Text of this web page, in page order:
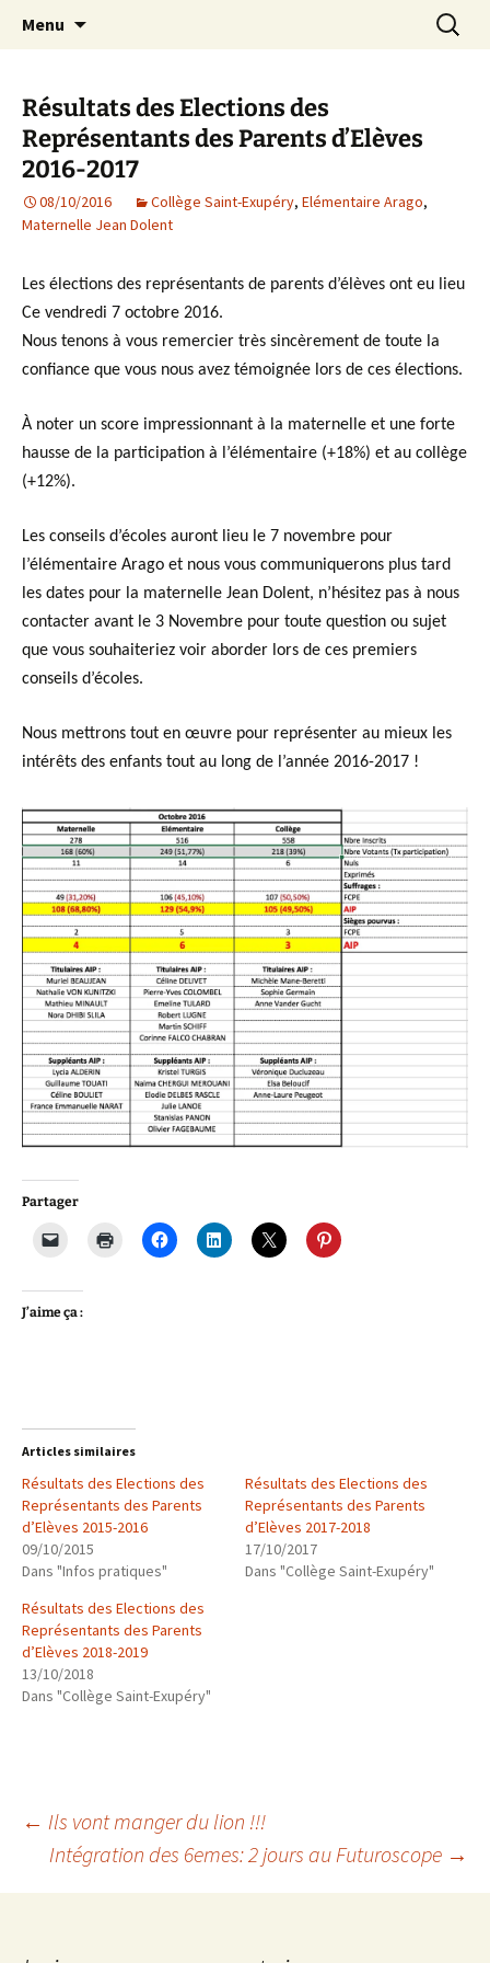
AIP Paris 14 – Association
Indépendante des Parents
d'élèves depuis 1981
Agit – s'Investit – Participe au service des
enfants du secteur scolaire Dolent-Arago-
Menu
Résultats des Elections des
Représentants des Parents d’Elèves
2016-2017
08/10/2016 Collège Saint-Exupéry, Elémentaire Arago,
Maternelle Jean Dolent
Les élections des représentants de parents d’élèves ont eu lieu
Ce vendredi 7 octobre 2016.
Nous tenons à vous remercier très sincèrement de toute la
confiance que vous nous avez témoignée lors de ces élections.
À noter un score impressionnant à la maternelle et une forte
hausse de la participation à l’élémentaire (+18%) et au collège
(+12%).
Les conseils d’écoles auront lieu le 7 novembre pour
l’élémentaire Arago et nous vous communiquerons plus tard
les dates pour la maternelle Jean Dolent, n’hésitez pas à nous
contacter avant le 3 Novembre pour toute question ou sujet
que vous souhaiteriez voir aborder lors de ces premiers
conseils d’écoles.
Nous mettrons tout en œuvre pour représenter au mieux les
intérêts des enfants tout au long de l’année 2016-2017 !
Partager
J’aime ça :
Articles similaires
Résultats des Elections des
Représentants des Parents
d’Elèves 2015-2016
09/10/2015
Dans "Infos pratiques"
Résultats des Elections des
Représentants des Parents
d’Elèves 2017-2018
17/10/2017
Dans "Collège Saint-Exupéry"
Résultats des Elections des
Représentants des Parents
d’Elèves 2018-2019
13/10/2018
Dans "Collège Saint-Exupéry"
Navigation
des
← Ils vont manger du lion !!!
Intégration des 6emes: 2 jours au Futuroscope →